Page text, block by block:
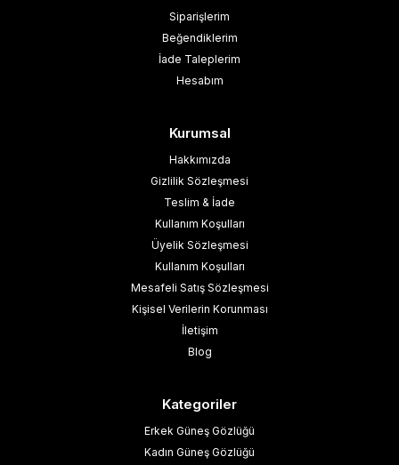
Siparişlerim
Beğendiklerim
İade Taleplerim
Hesabım
Kurumsal
Hakkımızda
Gizlilik Sözleşmesi
Teslim & İade
Kullanım Koşulları
Üyelik Sözleşmesi
Kullanım Koşulları
Mesafeli Satış Sözleşmesi
Kişisel Verilerin Korunması
İletişim
Blog
Kategoriler
Erkek Güneş Gözlüğü
Kadın Güneş Gözlüğü